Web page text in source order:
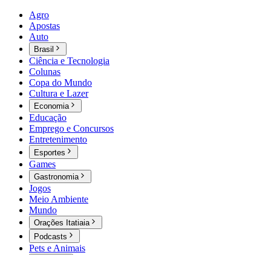
Agro
Apostas
Auto
Brasil
Ciência e Tecnologia
Colunas
Copa do Mundo
Cultura e Lazer
Economia
Educação
Emprego e Concursos
Entretenimento
Esportes
Games
Gastronomia
Jogos
Meio Ambiente
Mundo
Orações Itatiaia
Podcasts
Pets e Animais